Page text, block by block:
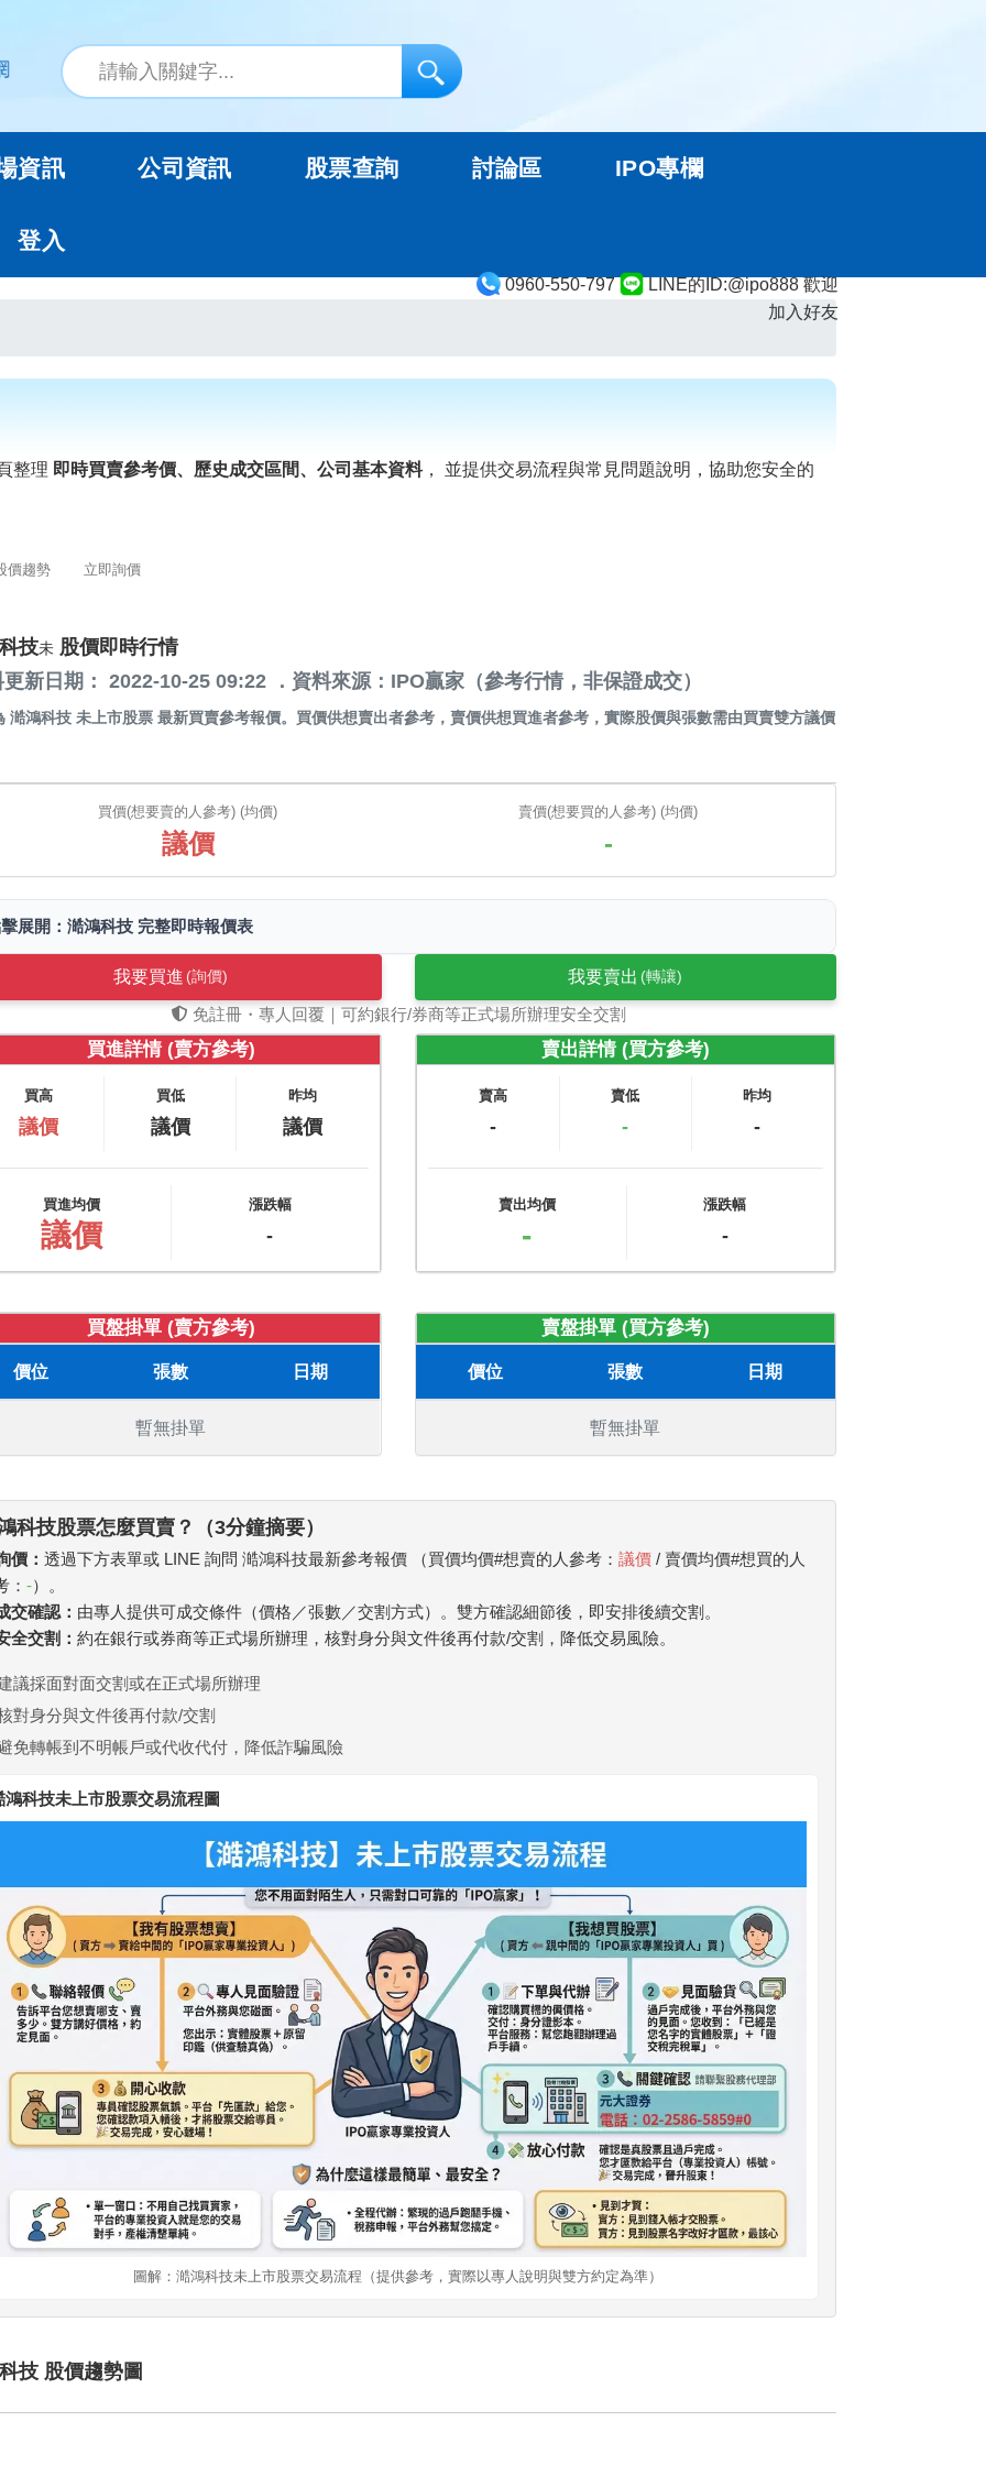
0960-550-797
LINE的ID:@ipo888 歡迎
加入好友
資訊 公司資訊 股票查詢 討論區 IPO專欄
登入
整理 即時買賣參考價、歷史成交區間、公司基本資料， 並提供交易流程與常見問題說明，協助您安全的
價趨勢 立即詢價
技未 股價即時行情
更新日期： 2022-10-25 09:22 ．資料來源：IPO贏家（參考行情，非保證成交）
澔鴻科技 未上市股票 最新買賣參考報價。買價供想賣出者參考，賣價供想買進者參考，實際股價與張數需由買賣雙方議價
買價(想要賣的人參考) (均價)
議價
賣價(想要買的人參考) (均價)
-
展開：澔鴻科技 完整即時報價表
我要買進 (詢價) 我要賣出 (轉讓)
免註冊・專人回覆｜可約銀行/券商等正式場所辦理安全交割
買進詳情 (賣方參考)
買高
議價
買低
議價
昨均
議價
買進均價
議價
漲跌幅
-
賣出詳情 (買方參考)
賣高
-
賣低
-
昨均
-
賣出均價
-
漲跌幅
-
買盤掛單 (賣方參考)
價位 張數 日期
暫無掛單
賣盤掛單 (買方參考)
價位 張數 日期
暫無掛單
科技股票怎麼買賣？（3分鐘摘要）
價：透過下方表單或 LINE 詢問 澔鴻科技最新參考報價 （買價均價#想賣的人參考：議價 / 賣價均價#想買的人
：-）。
交確認： 由專人提供可成交條件（價格／張數／交割方式）。雙方確認細節後，即安排後續交割。
全交割：約在銀行或券商等正式場所辦理，核對身分與文件後再付款/交割，降低交易風險。
議採面對面交割或在正式場所辦理
對身分與文件後再付款/交割
免轉帳到不明帳戶或代收代付，降低詐騙風險
鴻科技未上市股票交易流程圖
圖解：澔鴻科技未上市股票交易流程（提供參考，實際以專人說明與雙方約定為準）
技 股價趨勢圖